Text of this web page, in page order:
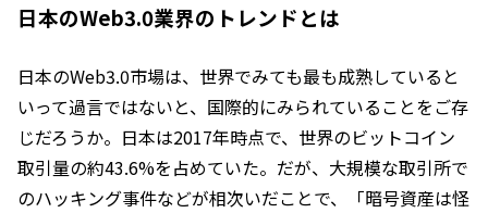
日本のWeb3.0業界のトレンドとは
日本のWeb3.0市場は、世界でみても最も成熟していると
いって過言ではないと、国際的にみられていることをご存
じだろうか。日本は2017年時点で、世界のビットコイン
取引量の約43.6%を占めていた。だが、大規模な取引所で
のハッキング事件などが相次いだことで、「暗号資産は怪